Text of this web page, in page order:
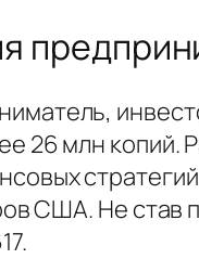
26 млн
США. Не став